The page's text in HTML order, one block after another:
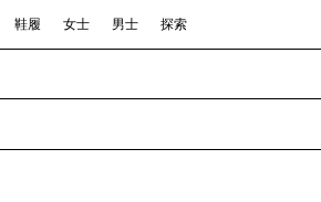
鞋履 女士 男士 探索